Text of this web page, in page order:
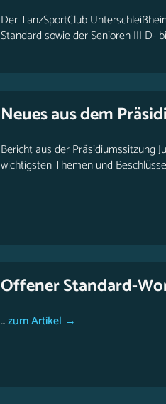
Der TanzSportClub
Standard sowie der Senioren III D-
Neues aus dem
Bericht aus der Präsidiumssitzung
wichtigsten Themen und
Offener Standard-
...zum Artikel →